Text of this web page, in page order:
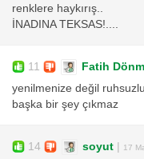
renklere haykırış..
İNADINA TEKSAS!....
11 Fatih
yenilmenize değil
başka bir şey çıkmaz
14 soyut | 17